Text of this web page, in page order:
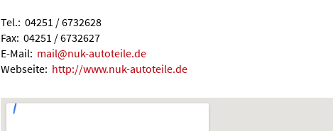
Tel.: 04251 / 6732628
Fax: 04251 / 6732627
E-Mail: mail@nuk-autoteile.de
Webseite: http://www.nuk-autoteile.de